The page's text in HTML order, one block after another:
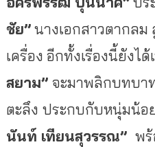
ชัย”นางเอกสาวตากลม
เครื่อง อีกทั้งเรื่องนี้ยังได้
สยาม” จะมาพลิกบทบา
ตะลึง ประกบกับหนุ่มน้อ
นันท์ เทียนสุวรรณ” พ